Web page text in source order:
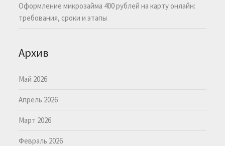
Оформление микрозайма 400 рублей на карту онлайн:
требования, сроки и этапы
Архив
Май 2026
Апрель 2026
Март 2026
Февраль 2026